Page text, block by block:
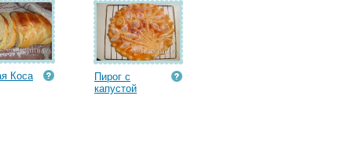
Коса
Пирог с
капустой